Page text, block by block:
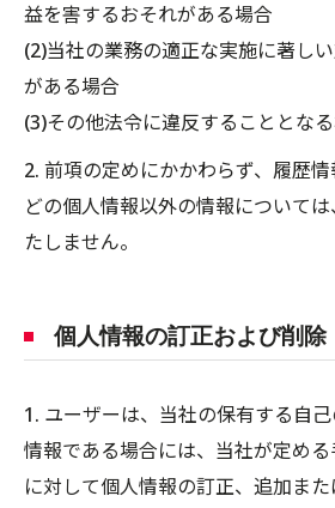
益を害するおそれがある場合
(2)当社の業務の適正な実施に著し
がある場合
(3)その他法令に違反することとな
2. 前項の定めにかかわらず、履歴
どの個人情報以外の情報について
たしません。
個人情報の訂正および削除
1. ユーザーは、当社の保有する自
情報である場合には、当社が定め
に対して個人情報の訂正、追加ま